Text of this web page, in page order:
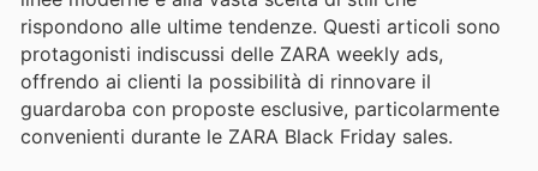
rispondono alle ultime tendenze. Questi articoli sono
protagonisti indiscussi delle ZARA weekly ads,
offrendo ai clienti la possibilità di rinnovare il
guardaroba con proposte esclusive, particolarmente
convenienti durante le ZARA Black Friday sales.